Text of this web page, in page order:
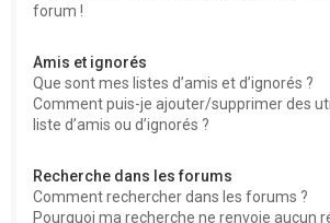
forum !
Amis et ignorés
Que sont mes listes d’amis et d’ignorés ?
Comment puis-je ajouter/supprimer des
liste d’amis ou d’ignorés ?
Recherche dans les forums
Comment rechercher dans les forums ?
Pourquoi ma recherche ne renvoie aucun